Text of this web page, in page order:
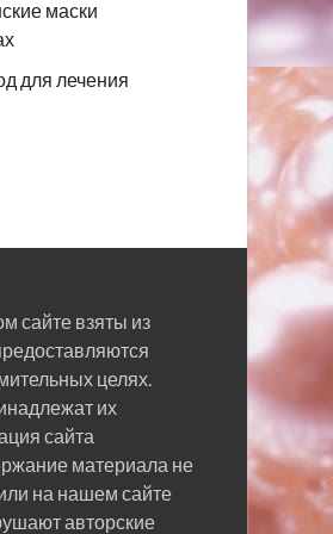
маски
для лечения
сайте взяты из
целях.
их
сайта
материала не
на нашем сайте
авторские